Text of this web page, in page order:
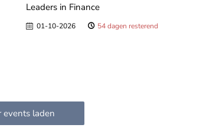
Leaders in Finance
01-10-2026 54 dagen resterend